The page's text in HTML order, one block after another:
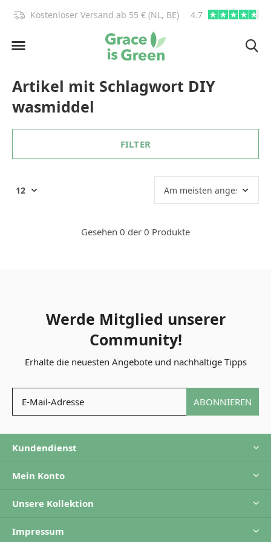
Kostenloser Versand ab 55 € (NL, BE) 4.7
Artikel mit Schlagwort DIY
wasmiddel
FILTER
Gesehen 0 der 0 Produkte
Werde Mitglied unserer
Community!
Erhalte die neuesten Angebote und nachhaltige Tipps
ABONNIEREN
Kundendienst
Mein Konto
Unsere Kollektion
Impressum